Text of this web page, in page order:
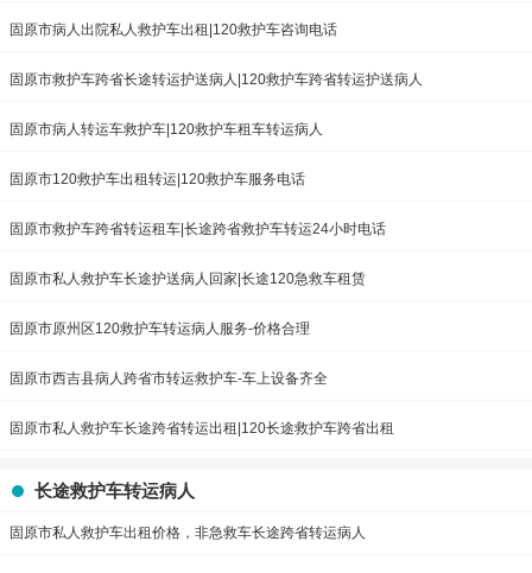
固原市病人出院私人救护车出租|120救护车咨询电话
固原市救护车跨省长途转运护送病人|120救护车跨省转运护送病人
固原市病人转运车救护车|120救护车租车转运病人
固原市120救护车出租转运|120救护车服务电话
固原市救护车跨省转运租车|长途跨省救护车转运24小时电话
固原市私人救护车长途护送病人回家|长途120急救车租赁
固原市原州区120救护车转运病人服务-价格合理
固原市西吉县病人跨省市转运救护车-车上设备齐全
固原市私人救护车长途跨省转运出租|120长途救护车跨省出租
长途救护车转运病人
固原市私人救护车出租价格，非急救车长途跨省转运病人